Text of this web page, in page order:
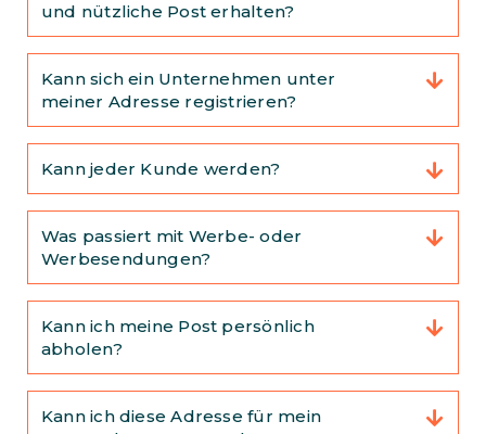
und nützliche Post erhalten?
Kann sich ein Unternehmen unter
meiner Adresse registrieren?
Kann jeder Kunde werden?
Was passiert mit Werbe- oder
Werbesendungen?
Kann ich meine Post persönlich
abholen?
Kann ich diese Adresse für mein